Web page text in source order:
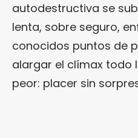
autodestructiva se
lenta, sobre seguro,
conocidos puntos de
alargar el clímax todo
peor: placer sin